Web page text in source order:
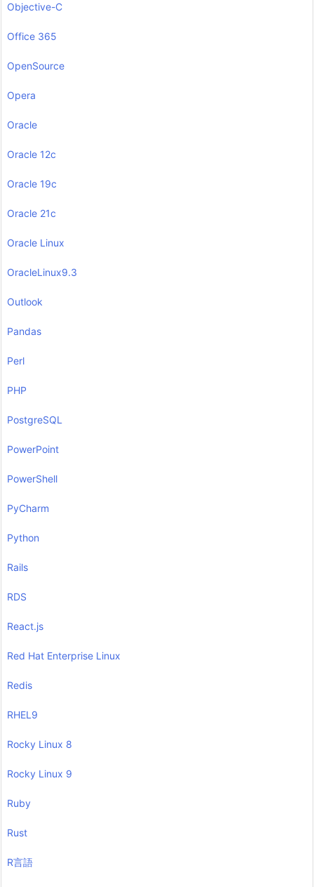
Objective-C
Office 365
OpenSource
Opera
Oracle
Oracle 12c
Oracle 19c
Oracle 21c
Oracle Linux
OracleLinux9.3
Outlook
Pandas
Perl
PHP
PostgreSQL
PowerPoint
PowerShell
PyCharm
Python
Rails
RDS
React.js
Red Hat Enterprise Linux
Redis
RHEL9
Rocky Linux 8
Rocky Linux 9
Ruby
Rust
R言語